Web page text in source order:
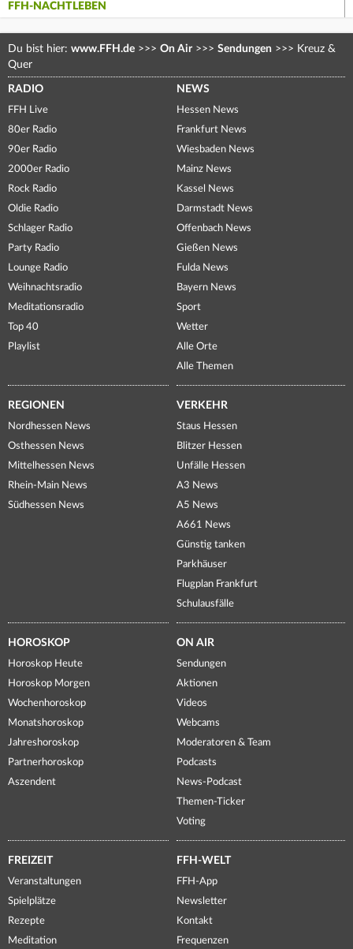
FFH-NACHTLEBEN
Du bist hier: www.FFH.de >>> On Air >>> Sendungen >>> Kreuz &
Quer
RADIO
FFH Live
80er Radio
90er Radio
2000er Radio
Rock Radio
Oldie Radio
Schlager Radio
Party Radio
Lounge Radio
Weihnachtsradio
Meditationsradio
Top 40
Playlist
NEWS
Hessen News
Frankfurt News
Wiesbaden News
Mainz News
Kassel News
Darmstadt News
Offenbach News
Gießen News
Fulda News
Bayern News
Sport
Wetter
Alle Orte
Alle Themen
REGIONEN
Nordhessen News
Osthessen News
Mittelhessen News
Rhein-Main News
Südhessen News
VERKEHR
Staus Hessen
Blitzer Hessen
Unfälle Hessen
A3 News
A5 News
A661 News
Günstig tanken
Parkhäuser
Flugplan Frankfurt
Schulausfälle
HOROSKOP
Horoskop Heute
Horoskop Morgen
Wochenhoroskop
Monatshoroskop
Jahreshoroskop
Partnerhoroskop
Aszendent
ON AIR
Sendungen
Aktionen
Videos
Webcams
Moderatoren & Team
Podcasts
News-Podcast
Themen-Ticker
Voting
FREIZEIT
Veranstaltungen
Spielplätze
Rezepte
Meditation
FFH-WELT
FFH-App
Newsletter
Kontakt
Frequenzen